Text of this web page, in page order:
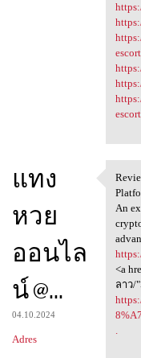
แทง
หวย
ออนไล
น์ @...
04.10.2024
Adres
An
<a
ลาว/
.